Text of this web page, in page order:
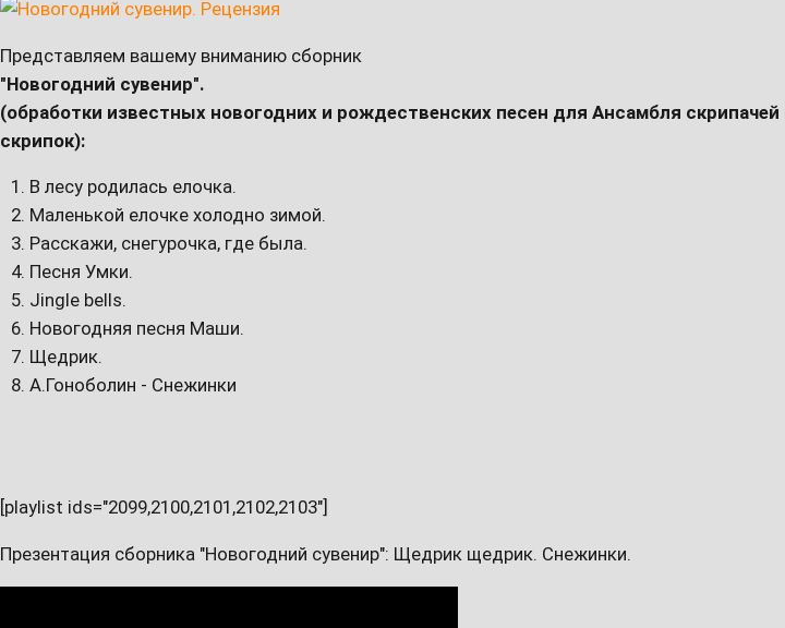
Представляем вашему вниманию сборник
"Новогодний сувенир".
(обработки известных новогодних и рождественских песен для Ансамбля
скрипок):
В лесу родилась елочка.
Маленькой елочке холодно зимой.
Расскажи, снегурочка, где была.
Песня Умки.
Jingle bells.
Новогодняя песня Маши.
Щедрик.
А.Гоноболин - Снежинки
[playlist ids="2099,2100,2101,2102,2103"]
Презентация сборника "Новогодний сувенир": Щедрик щедрик. Снежинки.